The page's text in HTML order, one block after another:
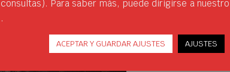
consultas). Para saber más, puede dirigirse a
.
ACEPTAR Y GUARDAR AJUSTES AJUSTES